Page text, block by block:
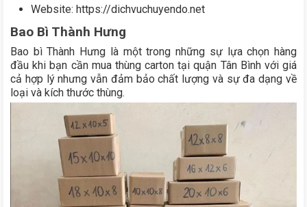
Website: https://dichvuchuyendo.net
Bao Bì Thành Hưng
Bao bì Thành Hưng là một trong những sự lựa chọn hàng
đầu khi bạn cần mua thùng carton tại quận Tân Bình với giá
cả hợp lý nhưng vẫn đảm bảo chất lượng và sự đa dạng về
loại và kích thước thùng.